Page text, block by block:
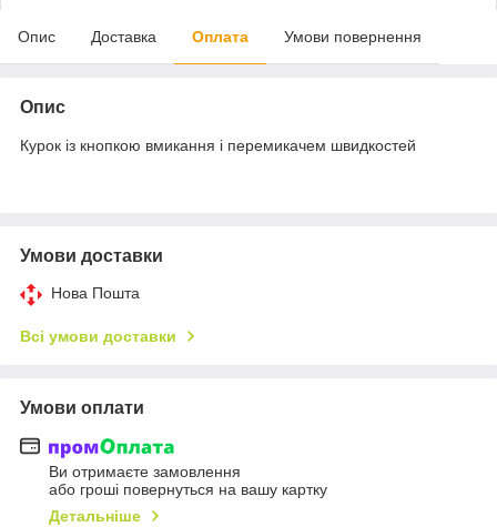
Опис Доставка Оплата Умови повернення
Опис
Курок із кнопкою вмикання і перемикачем швидкостей
Умови доставки
Нова Пошта
Всі умови доставки
Умови оплати
Ви отримаєте замовлення
або гроші повернуться на вашу картку
Детальніше